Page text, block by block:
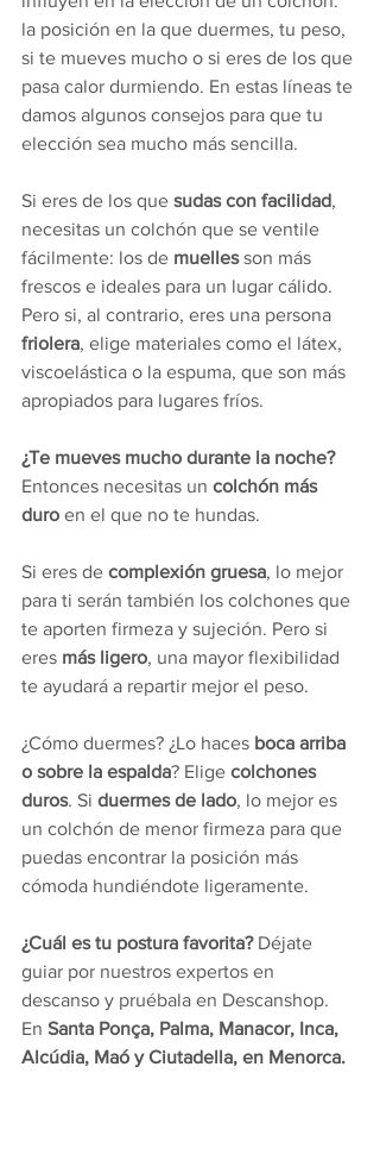
la posición en la que duermes, tu peso,
si te mueves mucho o si eres de los que
pasa calor durmiendo. En estas líneas te
damos algunos consejos para que tu
elección sea mucho más sencilla.
Si eres de los que sudas con facilidad,
necesitas un colchón que se ventile
fácilmente: los de muelles son más
frescos e ideales para un lugar cálido.
Pero si, al contrario, eres una persona
friolera, elige materiales como el látex,
viscoelástica o la espuma, que son más
apropiados para lugares fríos.
¿Te mueves mucho durante la noche?
Entonces necesitas un colchón más
duro en el que no te hundas.
Si eres de complexión gruesa, lo mejor
para ti serán también los colchones que
te aporten firmeza y sujeción. Pero si
eres más ligero, una mayor flexibilidad
te ayudará a repartir mejor el peso.
¿Cómo duermes? ¿Lo haces boca arriba
o sobre la espalda? Elige colchones
duros. Si duermes de lado, lo mejor es
un colchón de menor firmeza para que
puedas encontrar la posición más
cómoda hundiéndote ligeramente.
¿Cuál es tu postura favorita? Déjate
guiar por nuestros expertos en
descanso y pruébala en Descanshop.
En Santa Ponça, Palma, Manacor, Inca,
Alcúdia, Maó y Ciutadella, en Menorca.